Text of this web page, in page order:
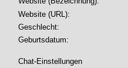
Website (URL):
Geschlecht:
Geburtsdatum:
Chat-Einstellungen